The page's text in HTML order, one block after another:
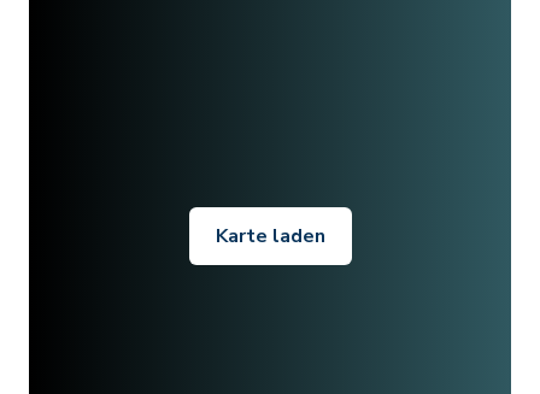
Karte laden